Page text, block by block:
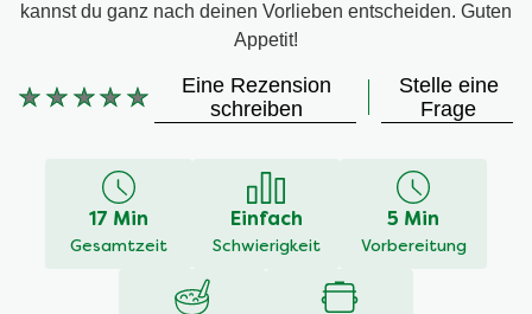
kannst du ganz nach deinen Vorlieben entscheiden. Guten
Appetit!
Keine
abgegeben
Eine Rezension
schreiben
Stelle eine
Frage
17 Min
Gesamtzeit
Einfach
Schwierigkeit
5 Min
Vorbereitung